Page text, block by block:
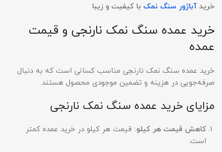
خرید آباژور سنگ نمک با کیفیت و زیبا
خرید عمده سنگ نمک نارنجی و قیمت
عمده
خرید عمده سنگ نمک نارنجی مناسب کسانی است که به دنبال
صرفه‌جویی در هزینه و تضمین موجودی محصول هستند.
مزایای خرید عمده سنگ نمک نارنجی
کاهش قیمت هر کیلو: قیمت هر کیلو در خرید عمده کمتر
است.